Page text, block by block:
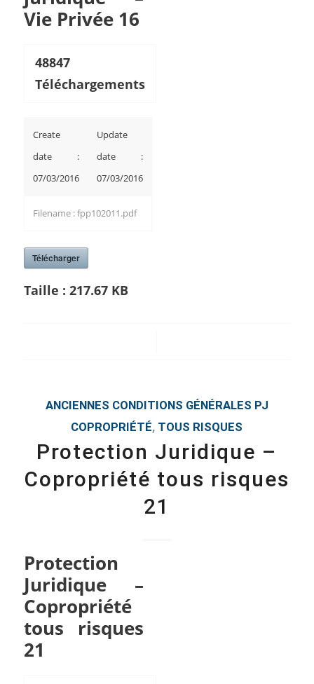
Vie Privée 16
48847
Téléchargements
Create
date :
07/03/2016
Update
date :
07/03/2016
Filename : fpp102011.pdf
Télécharger
Taille : 217.67 KB
ANCIENNES CONDITIONS GÉNÉRALES PJ
COPROPRIÉTÉ, TOUS RISQUES
Protection Juridique –
Copropriété tous risques
21
Protection
Juridique –
Copropriété
tous risques
21